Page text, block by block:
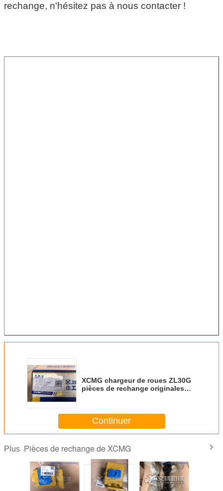
rechange, n'hésitez pas à nous contacter !
XCMG chargeur de roues ZL30G
pièces de rechange originales
Continuer
Plus Pièces de rechange de XCMG